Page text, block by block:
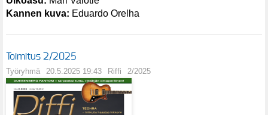
Kannen kuva: Eduardo Orelha
Toimitus 2/2025
Työryhmä 20.5.2025 19:43 Riffi 2/2025